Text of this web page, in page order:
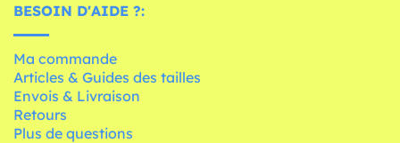
BESOIN D'AIDE ?:
Ma commande
Articles & Guides des tailles
Envois & Livraison
Retours
Plus de questions